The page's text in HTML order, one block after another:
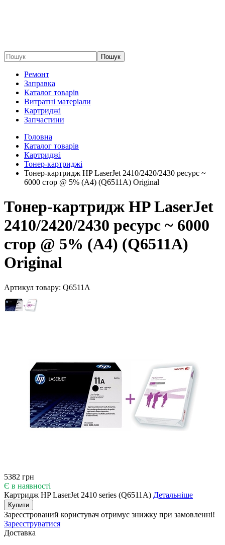
Пошук
Ремонт
Заправка
Каталог товарів
Витратні матеріали
Картриджі
Запчастини
Головна
Каталог товарів
Картриджі
Тонер-картриджі
Тонер-картридж HP LaserJet 2410/2420/2430 ресурс ~
6000 стор @ 5% (A4) (Q6511A) Original
Тонер-картридж HP LaserJet
2410/2420/2430 ресурс ~ 6000
стор @ 5% (A4) (Q6511A)
Original
Артикул товару: Q6511A
5382 грн
Є в наявності
Картридж HP LaserJet 2410 series (Q6511A) Детальніше
Купити
Зареєстрований користувач отримує знижку при замовленні!
Зареєструватися
Доставка